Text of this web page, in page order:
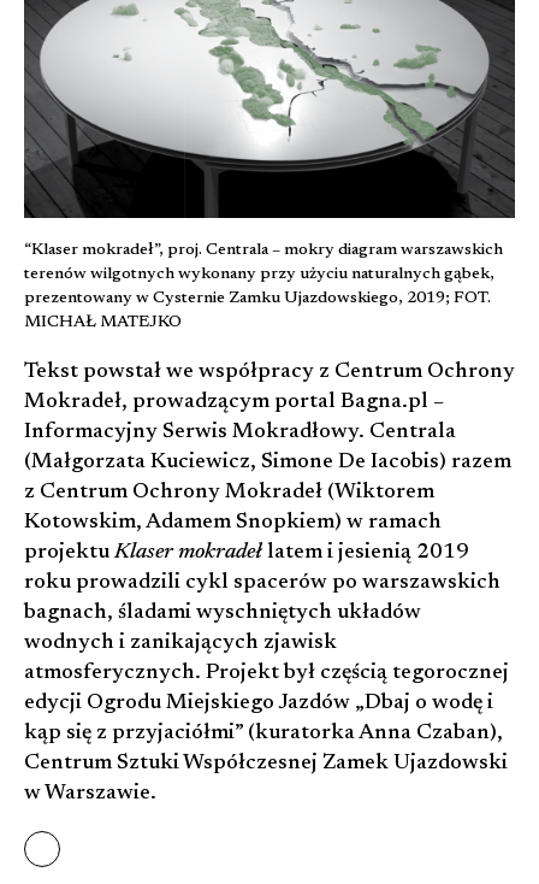
“Klaser mokradeł”, proj. Centrala – mokry diagram warszawskich
terenów wilgotnych wykonany przy użyciu naturalnych gąbek,
prezentowany w Cysternie Zamku Ujazdowskiego, 2019; FOT.
MICHAŁ MATEJKO
Tekst powstał we współpracy z Centrum Ochrony
Mokradeł, prowadzącym portal Bagna.pl –
Informacyjny Serwis Mokradłowy. Centrala
(Małgorzata Kuciewicz, Simone De Iacobis) razem
z Centrum Ochrony Mokradeł (Wiktorem
Kotowskim, Adamem Snopkiem) w ramach
projektuKlaser mokradełlatem i jesienią 2019
roku prowadzili cykl spacerów po warszawskich
bagnach, śladami wyschniętych układów
wodnych i zanikających zjawisk
atmosferycznych. Projekt był częścią tegorocznej
edycji Ogrodu Miejskiego Jazdów „Dbaj o wodę i
kąp się z przyjaciółmi” (kuratorka Anna Czaban),
Centrum Sztuki Współczesnej Zamek Ujazdowski
w Warszawie.